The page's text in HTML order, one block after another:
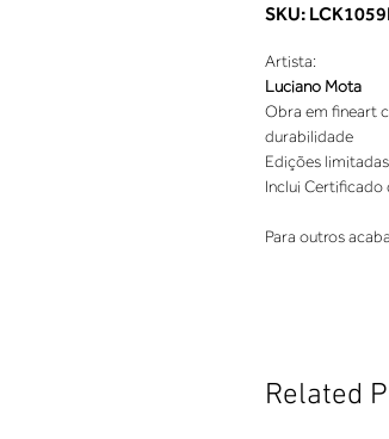
SKU:
Artista:
Luciano Mota
Obra em fineart
durabilidade
Edições
Inclui
Para outros
Related